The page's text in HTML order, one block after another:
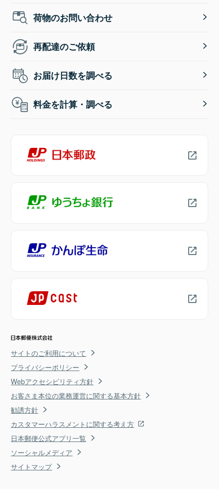
荷物のお問い合わせ
再配達のご依頼
お届け日数を調べる
料金を計算・調べる
サイトのご利用について
プライバシーポリシー
Webアクセシビリティ方針
お客さま本位の業務運営に関する基本方針
勧誘方針
カスタマーハラスメントに関する考え方
日本郵便公式アプリ一覧
ソーシャルメディア
サイトマップ